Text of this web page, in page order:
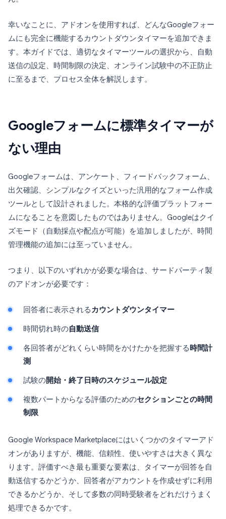
幸いなことに、アドオンを使用すれば、どんなGoogleフォー
ムにも完全に機能するカウントダウンタイマーを追加できま
す。本ガイドでは、適切なタイマーツールの選択から、自動
送信の設定、時間制限の決定、オンライン試験中の不正防止
に至るまで、プロセス全体を解説します。
Googleフォームに標準タイマーが
ない理由
Googleフォームは、アンケート、フィードバックフォーム、
出欠確認、シンプルなクイズといった汎用的なフォーム作成
ツールとして設計されました。本格的な評価プラットフォー
ムになることを意図したものではありません。Googleはクイ
ズモード（自動採点や配点が可能）を追加しましたが、時間
管理機能の追加には至っていません。
つまり、以下のいずれかが必要な場合は、サードパーティ製
のアドオンが必要です：
回答者に表示されるカウントダウンタイマー
時間切れ時の自動送信
各回答者がどれくらい時間をかけたかを把握する時間計
測
試験の開始・終了日時のスケジュール設定
複数パートからなる評価のためのセクションごとの時間
制限
Google Workspace Marketplaceにはいくつかのタイマーアド
オンがありますが、機能、信頼性、使いやすさは大きく異な
ります。評価すべき最も重要な要素は、タイマーが回答を自
動送信するかどうか、回答者がアカウントを作成せずに利用
できるかどうか、そして多数の同時受験者をどれだけうまく
処理できるかです。